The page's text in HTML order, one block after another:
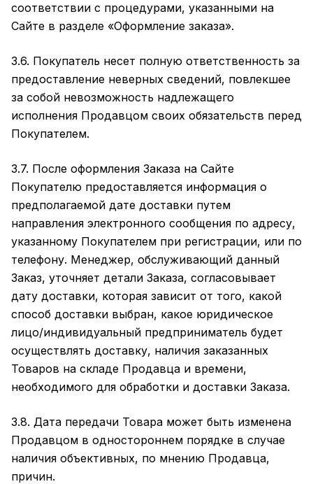
соответствии с процедурами, указанными на
Сайте в разделе «Оформление заказа».
3.6. Покупатель несет полную ответственность за
предоставление неверных сведений, повлекшее
за собой невозможность надлежащего
исполнения Продавцом своих обязательств перед
Покупателем.
3.7. После оформления Заказа на Сайте
Покупателю предоставляется информация о
предполагаемой дате доставки путем
направления электронного сообщения по адресу,
указанному Покупателем при регистрации, или по
телефону. Менеджер, обслуживающий данный
Заказ, уточняет детали Заказа, согласовывает
дату доставки, которая зависит от того, какой
способ доставки выбран, какое юридическое
лицо/индивидуальный предприниматель будет
осуществлять доставку, наличия заказанных
Товаров на складе Продавца и времени,
необходимого для обработки и доставки Заказа.
3.8. Дата передачи Товара может быть изменена
Продавцом в одностороннем порядке в случае
наличия объективных, по мнению Продавца,
причин.